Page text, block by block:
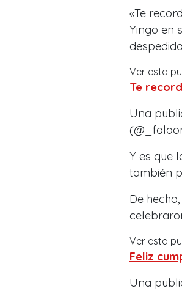
«Te
Yingo en
Ver esta
Te
Una
Y es que
también
De
Ver esta
Feliz
Una